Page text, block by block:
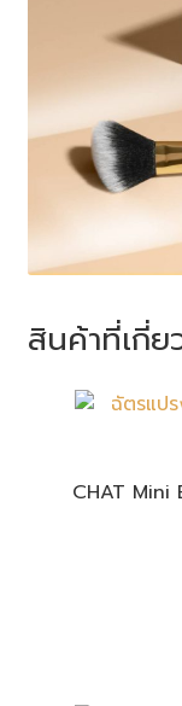
สินค้าที่เกี่ย
CHAT Mini